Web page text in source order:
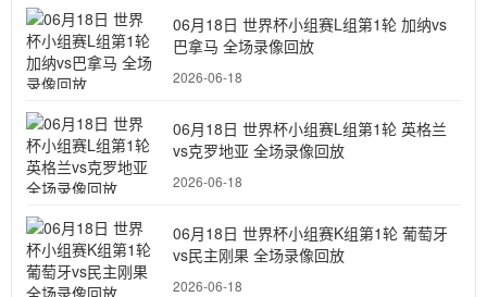
06月18日 世界杯小组赛L组第1轮 加纳vs
巴拿马 全场录像回放
2026-06-18
06月18日 世界杯小组赛L组第1轮 英格兰
vs克罗地亚 全场录像回放
2026-06-18
06月18日 世界杯小组赛K组第1轮 葡萄牙
vs民主刚果 全场录像回放
2026-06-18